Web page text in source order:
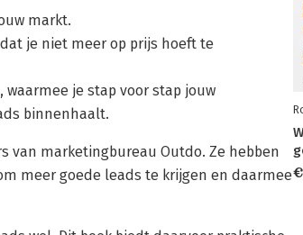
markt.
je niet meer op prijs hoeft te
je stap voor stap jouw
binnenhaalt.
van marketingbureau Outdo. Ze hebben
meer goede leads te krijgen en daarmee